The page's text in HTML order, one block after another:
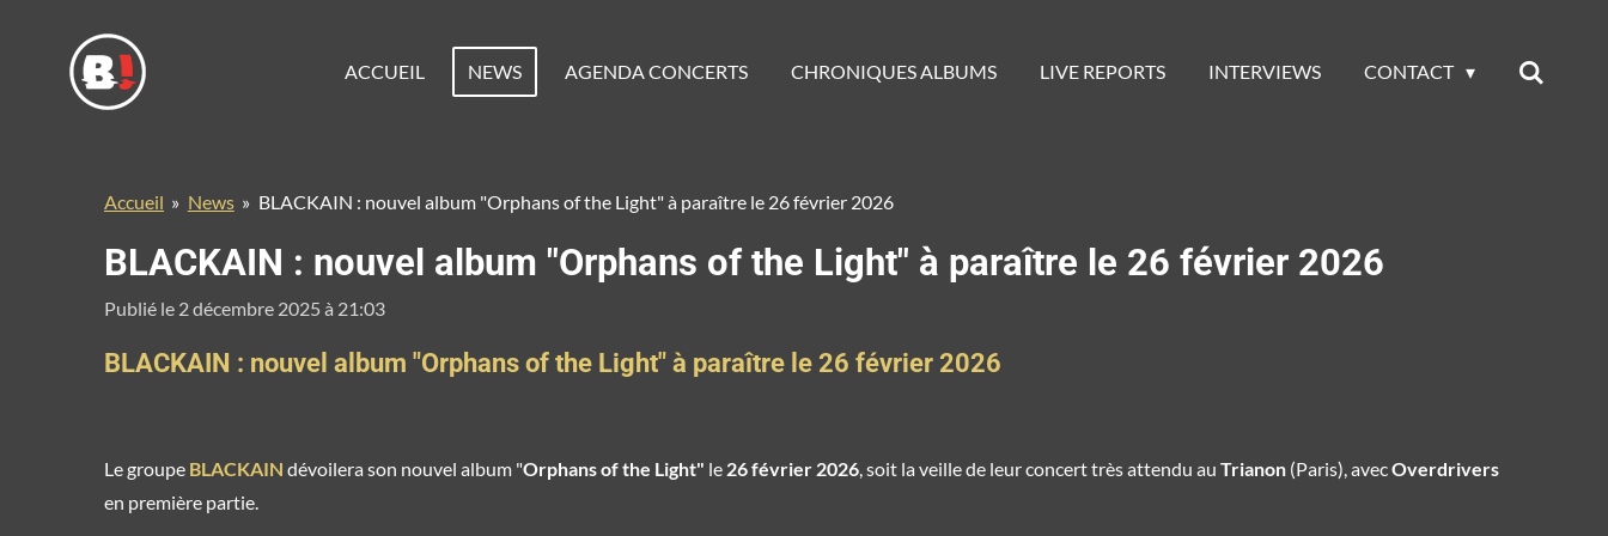
contenu
ACCUEIL NEWS AGENDA CONCERTS CHRONIQUES ALBUMS LIVE REPORTS INTERVIEWS CONTACT
Accueil » News » BLACKAIN : nouvel album "Orphans of the Light" à paraître le 26 février 2026
BLACKAIN : nouvel album "Orphans of the Light" à paraître le 26 février 2026
Publié le 2 décembre 2025 à 21:03
BLACKAIN : nouvel album "Orphans of the Light" à paraître le 26 février 2026
Le groupe BLACKAIN dévoilera son nouvel album "Orphans of the Light" le 26 février 2026, soit la veille de leur concert très attendu au Trianon (Paris), avecOverdrivers
en première partie.